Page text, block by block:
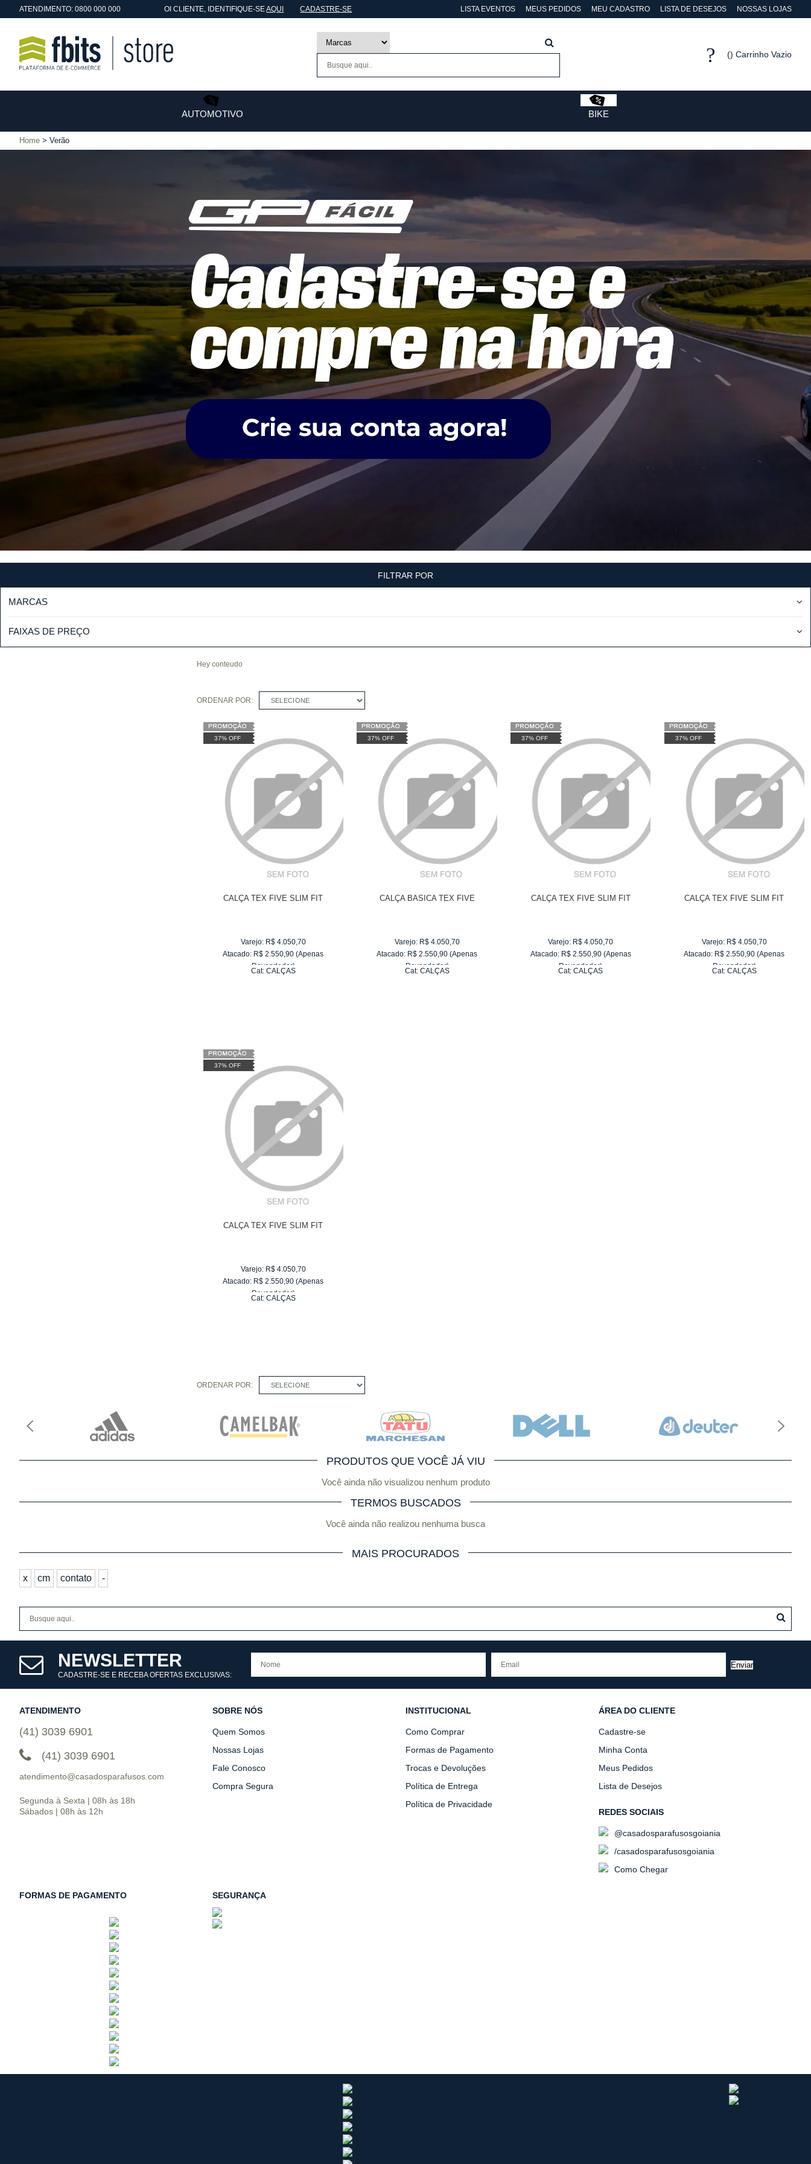
ATENDIMENTO: 0800 000 000 OICLIENTE, IDENTIFIQUE-SEAQUI CADASTRE-SE LISTA EVENTOS MEUS PEDIDOS MEU CADASTRO LISTA DE DESEJOS NOSSAS LOJAS
Carrinho Vazio
AUTOMOTIVO BIKE
Home Verão
FILTRAR POR
MARCAS
FAIXAS DE PREÇO
Hey conteudo
ORDENAR POR: SELECIONE
37% OFF
CALÇA TEX FIVE SLIM FIT
Varejo: R$ 4.050,70
Atacado: R$ 2.550,90 (Apenas
Revendedor)
R$ 255,09
Cat: CALÇAS
37% OFF
CALÇA BASICA TEX FIVE
Varejo: R$ 4.050,70
Atacado: R$ 2.550,90 (Apenas
Revendedor)
R$ 255,09
Cat: CALÇAS
37% OFF
CALÇA TEX FIVE SLIM FIT
Varejo: R$ 4.050,70
Atacado: R$ 2.550,90 (Apenas
Revendedor)
R$ 255,09
Cat:CALÇAS
37% OFF
CALÇA TEX FIVE SLIM FIT
Varejo: R$ 4.050,70
Atacado: R$ 2.550,90 (Apenas
Revendedor)
R$ 255,09
Cat: CALÇAS
37% OFF
CALÇA TEX FIVE SLIM FIT
Varejo: R$ 4.050,70
Atacado: R$ 2.550,90 (Apenas
Revendedor)
R$ 255,09
Cat: CALÇAS
ORDENAR POR: SELECIONE
PRODUTOS QUE VOCÊ JÁ VIU
Você ainda não visualizou nenhum produto
TERMOS BUSCADOS
Você ainda não realizou nenhuma busca
MAIS PROCURADOS
x cm contato -
NEWSLETTER
CADASTRE-SE E RECEBA OFERTAS EXCLUSIVAS:
Enviar
ATENDIMENTO
(41) 3039 6901
(41) 3039 6901
atendimento@casadosparafusos.com
Segunda à Sexta | 08h às 18h
Sábados | 08h às 12h
SOBRE NÓS
Quem Somos
Nossas Lojas
Fale Conosco
Compra Segura
INSTITUCIONAL
Como Comprar
Formas de Pagamento
Trocas e Devoluções
Política de Entrega
Política de Privacidade
ÁREA DO CLIENTE
Cadastre-se
Minha Conta
Meus Pedidos
Lista de Desejos
REDES SOCIAIS
@casadosparafusosgoiania
/casadosparafusosgoiania
Como Chegar
FORMAS DE PAGAMENTO SEGURANÇA